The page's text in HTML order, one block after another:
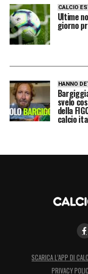
CALCIO
Ultime
giorno
HANNO
svelo
della
calcio
SCARICA L’APP DI
PRIVACY